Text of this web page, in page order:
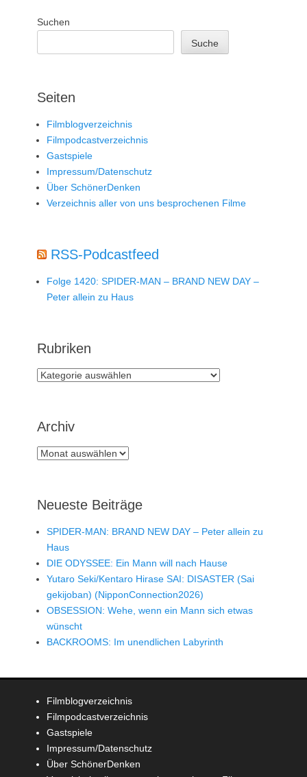
Suchen
Suche
Seiten
Filmblogverzeichnis
Filmpodcastverzeichnis
Gastspiele
Impressum/Datenschutz
Über SchönerDenken
Verzeichnis aller von uns besprochenen Filme
RSS-Podcastfeed
Folge 1420: SPIDER-MAN – BRAND NEW DAY –
Peter allein zu Haus
Rubriken
Rubriken
Archiv
Archiv
Neueste Beiträge
SPIDER-MAN: BRAND NEW DAY – Peter allein zu
Haus
DIE ODYSSEE: Ein Mann will nach Hause
Yutaro Seki/Kentaro Hirase SAI: DISASTER (Sai
gekijoban) (NipponConnection2026)
OBSESSION: Wehe, wenn ein Mann sich etwas
wünscht
BACKROOMS: Im unendlichen Labyrinth
Filmblogverzeichnis
Filmpodcastverzeichnis
Gastspiele
Impressum/Datenschutz
Über SchönerDenken